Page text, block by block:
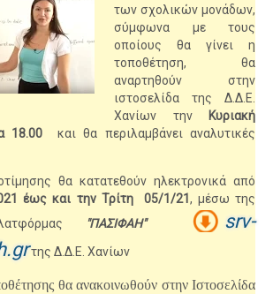
των σχολικών μονάδων,
σύμφωνα με τους
οποίους θα γίνει η
τοποθέτηση, θα
αναρτηθούν στην
ιστοσελίδα της Δ.Δ.Ε.
Χανίων την
Κυριακή
18.00 και θα περιλαμβάνει αναλυτικές
θα κατατεθούν ηλεκτρονικά από
έως και την Τρίτη 05/1/21 , μέσω της
"ΠΑΣΙΦΑΗ"
srv-
της Δ.Δ.Ε. Χανίων
θα ανακοινωθούν στην Ιστοσελίδα